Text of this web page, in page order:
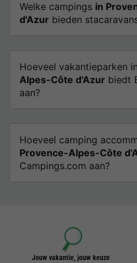
Welke campings in
d'Azur bieden
Hoeveel vakantieparken in
Alpes-Côte d'Azur biedt
aan?
Hoeveel camping
Provence-Alpes-Côte
Campings.com aan?
Jouw vakantie, jouw keuze